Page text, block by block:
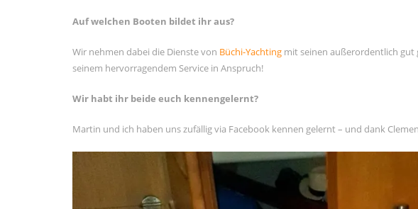
Auf welchen Booten bildet ihr aus?
Wir nehmen dabei die Dienste von Büchi-Yachting mit seinen außerordentlich gut
seinem hervorragendem Service in Anspruch!
Wir habt ihr beide euch kennengelernt?
Martin und ich haben uns zufällig via Facebook kennen gelernt – und dank